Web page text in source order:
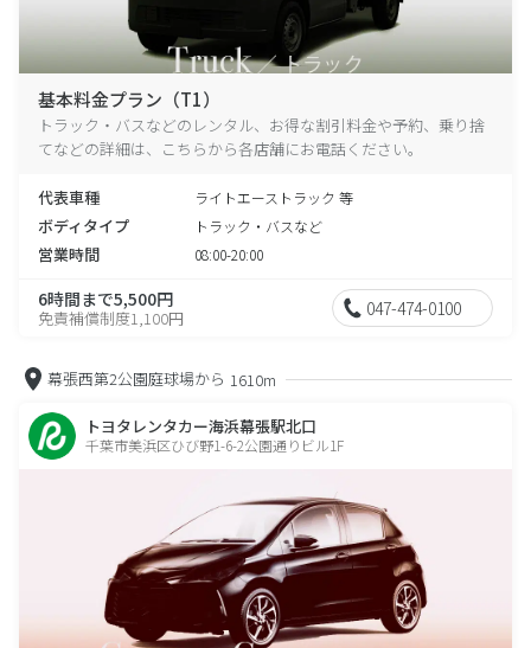
基本料金プラン（T1）
トラック・バスなどのレンタル、お得な割引料金や予約、乗り捨
てなどの詳細は、こちらから各店舗にお電話ください。
代表車種 ライトエーストラック 等
ボディタイプ トラック・バスなど
営業時間 08:00-20:00
6時間まで5,500円
免責補償制度1,100円 047-474-0100
幕張西第2公園庭球場から 1610m
トヨタレンタカー海浜幕張駅北口
千葉市美浜区ひび野1-6-2公園通りビル1F